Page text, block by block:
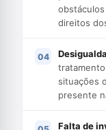
direitos
situações
presente
Falta de